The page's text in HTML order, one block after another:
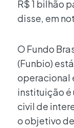
R$ 1 bilhão
disse, em
O Fundo
(Funbio)
operacional
instituição é
civil de
o objetivo